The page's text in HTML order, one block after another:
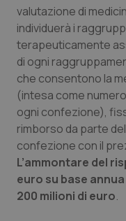
valutazione di
individuerà i
terapeuticamente
di ogni
che consentono la
(intesa come
ogni confezione),
rimborso da parte
confezione con il
L’ammontare del
euro su base
200 milioni di euro.
Necessari
I cookie
sito web
navigazione sulle
protette del sito.
funzionare
Nome